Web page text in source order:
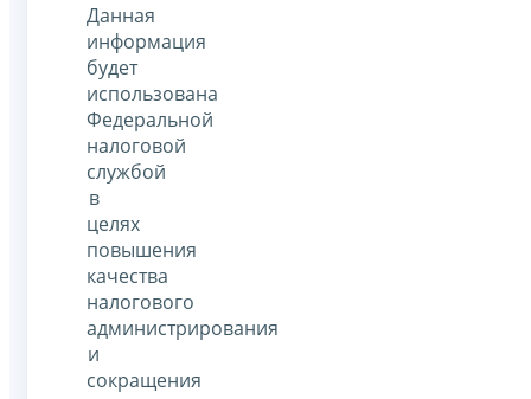
Данная
информация
будет
использована
Федеральной
налоговой
службой
в
целях
повышения
качества
налогового
администрирования
и
сокращения